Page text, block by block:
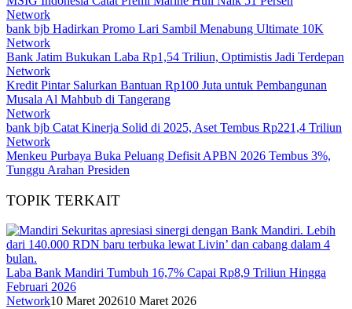
Network
bank bjb Hadirkan Promo Lari Sambil Menabung Ultimate 10K
Network
Bank Jatim Bukukan Laba Rp1,54 Triliun, Optimistis Jadi Terdepan
Network
Kredit Pintar Salurkan Bantuan Rp100 Juta untuk Pembangunan
Musala Al Mahbub di Tangerang
Network
bank bjb Catat Kinerja Solid di 2025, Aset Tembus Rp221,4 Triliun
Network
Menkeu Purbaya Buka Peluang Defisit APBN 2026 Tembus 3%,
Tunggu Arahan Presiden
TOPIK TERKAIT
Laba Bank Mandiri Tumbuh 16,7% Capai Rp8,9 Triliun Hingga
Februari 2026
Network10 Maret 202610 Maret 2026